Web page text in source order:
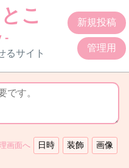
こ
-
るサイト
新規投稿
管理用
画面へ